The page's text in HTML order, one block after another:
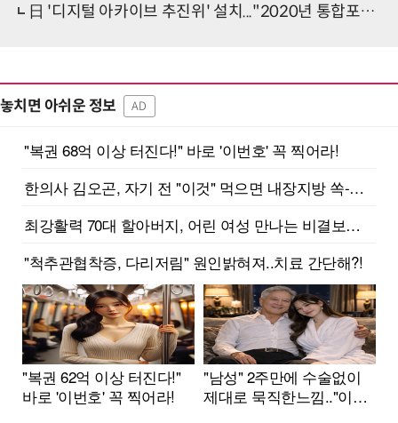
日 '디지털 아카이브 추진위' 설치..."2020년 통합포털 구축"
놓치면 아쉬운 정보 AD